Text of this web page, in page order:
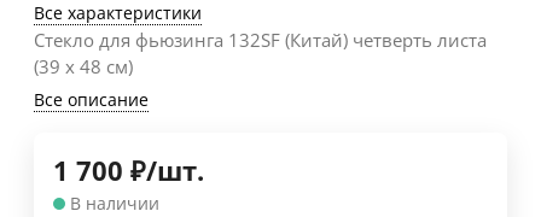
Все характеристики
Стекло для фьюзинга 132SF (Китай) четверть листа
(39 х 48 см)
Все описание
1 700 ₽/шт.
В наличии